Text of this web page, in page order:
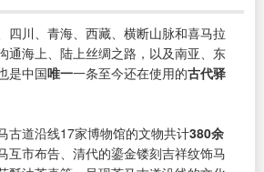
四川、青海、西藏、横断山脉和喜马拉
通海上、陆上丝绸之路，以及南亚、东
是中国唯一一条至今还在使用的古代驿
古道沿线17家博物馆的文物共计380余
互市布告、清代的鎏金镂刻吉祥纹饰马